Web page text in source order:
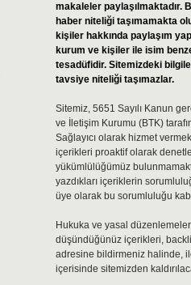
makaleler paylaşılmaktadır.
haber niteliği taşımamakta
kişiler hakkında paylaşım
kurum ve kişiler ile isim
tesadüfidir. Sitemizdeki
tavsiye niteliği taşımazlar.
Sitemiz, 5651 Sayılı Kanun
ve İletişim Kurumu (BTK)
Sağlayıcı olarak hizmet
içerikleri proaktif olarak
yükümlülüğümüz
yazdıkları içeriklerin
üye olarak bu sorumluluğu
Hukuka ve yasal
düşündüğünüz içerikleri,
adresine bildirmeniz halinde,
içerisinde sitemizden